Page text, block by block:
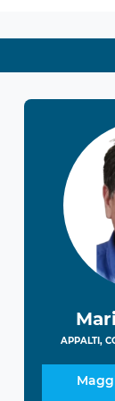
APPALTI,